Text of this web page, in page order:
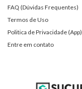
FAQ (Dúvidas Frequentes)
Termos de Uso
Politica de Privacidade (App)
Entre em contato